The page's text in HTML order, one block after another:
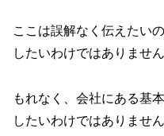
ここは誤解なく伝えたい
したいわけではありません
もれなく、会社にある基
したいわけではありません